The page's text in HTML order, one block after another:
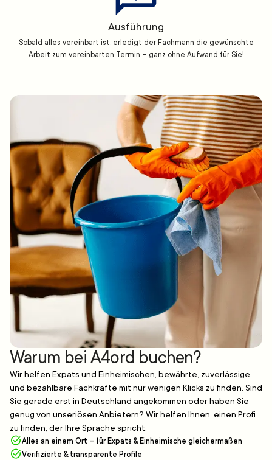
Ausführung
Sobald alles vereinbart ist, erledigt der Fachmann die gewünschte
Arbeit zum vereinbarten Termin – ganz ohne Aufwand für Sie!
Warum bei A4ord buchen?
Wir helfen Expats und Einheimischen, bewährte, zuverlässige
und bezahlbare Fachkräfte mit nur wenigen Klicks zu finden. Sind
Sie gerade erst in Deutschland angekommen oder haben Sie
genug von unseriösen Anbietern? Wir helfen Ihnen, einen Profi
zu finden, der Ihre Sprache spricht.
Alles an einem Ort – für Expats & Einheimische gleichermaßen
Verifizierte & transparente Profile